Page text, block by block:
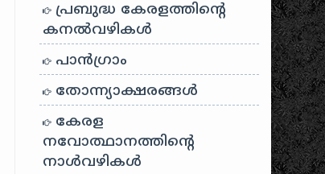
പ്രബുദ്ധ കേരളത്തിന്റെ
കനൽവഴികൾ
പാന്‍ഗ്രാം
തോന്ന്യാക്ഷരങ്ങള്‍
കേരള
നവോത്ഥാനത്തിന്റെ
നാൾവഴികൾ